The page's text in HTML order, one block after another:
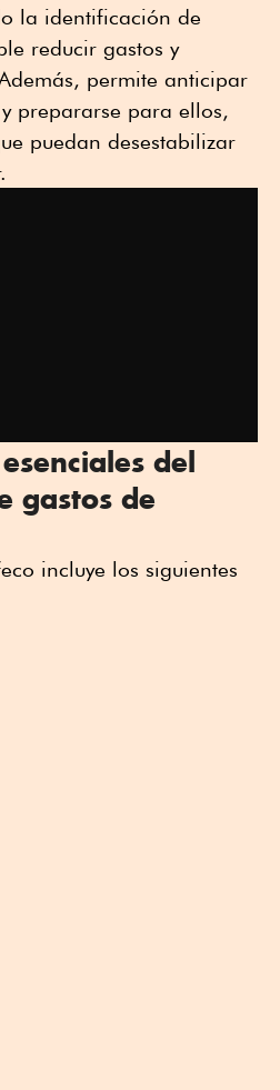
la identificación de
reducir gastos y
permite anticipar
prepararse para ellos,
puedan desestabilizar
del
gastos de
incluye los siguientes